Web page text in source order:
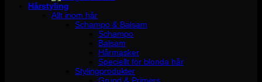
Hårstyling
Allt inom hår
Schampo & Balsam
Schampo
Balsam
Hårmasker
Speciellt för blonda hår
Stylingprodukter
Grund & Primers